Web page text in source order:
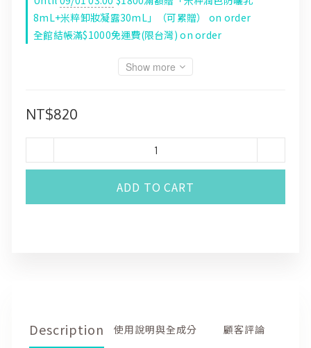
8mL+米粹卸妝凝露30mL」（可累贈） on order
全館結帳滿$1000免運費(限台灣) on order
Show more
NT$820
ADD TO CART
Description Description
Reviews